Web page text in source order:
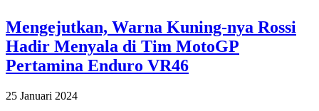
Mengejutkan, Warna Kuning-nya Rossi
Hadir Menyala di Tim MotoGP
Pertamina Enduro VR46
2024-
25 Januari 2024